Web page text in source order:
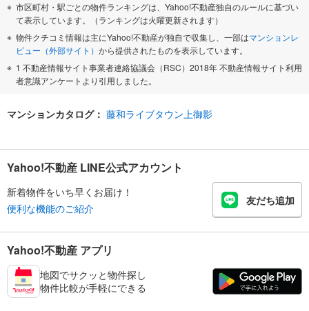
市区町村・駅ごとの物件ランキングは、Yahoo!不動産独自のルールに基づい
て表示しています。（ランキングは火曜更新されます）
物件クチコミ情報は主にYahoo!不動産が独自で収集し、一部はマンションレ
ビュー（外部サイト） から提供されたものを表示しています。
1 不動産情報サイト事業者連絡協議会（RSC）2018年 不動産情報サイト利用
者意識アンケートより引用しました。
マンションカタログ： 藤和ライブタウン上御影
Yahoo!不動産 LINE公式アカウント
新着物件をいち早くお届け！
便利な機能のご紹介
友だち追加
Yahoo!不動産 アプリ
地図でサクッと物件探し
物件比較が手軽にできる